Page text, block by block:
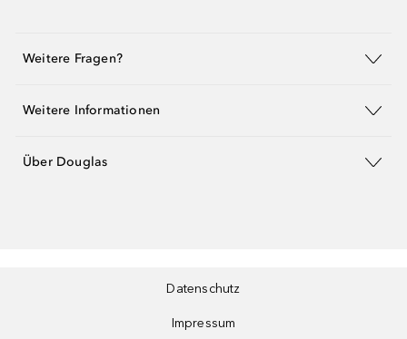
Weitere Fragen?
Weitere Informationen
Über Douglas
Datenschutz
Impressum